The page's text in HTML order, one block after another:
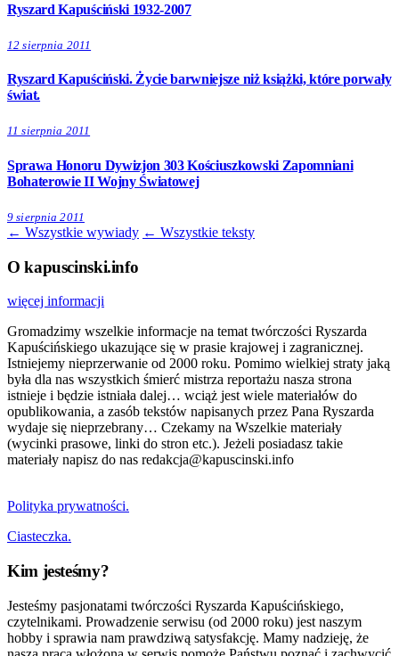
Ryszard Kapuściński 1932-2007
12 sierpnia 2011
Ryszard Kapuściński. Życie barwniejsze niż książki, które porwały
świat.
11 sierpnia 2011
Sprawa Honoru Dywizjon 303 Kościuszkowski Zapomniani
Bohaterowie II Wojny Światowej
9 sierpnia 2011
← Wszystkie wywiady ← Wszystkie teksty
O kapuscinski.info
więcej informacji
Gromadzimy wszelkie informacje na temat twórczości Ryszarda
Kapuścińskiego ukazujące się w prasie krajowej i zagranicznej.
Istniejemy nieprzerwanie od 2000 roku. Pomimo wielkiej straty jaką
była dla nas wszystkich śmierć mistrza reportażu nasza strona
istnieje i będzie istniała dalej… wciąż jest wiele materiałów do
opublikowania, a zasób tekstów napisanych przez Pana Ryszarda
wydaje się nieprzebrany… Czekamy na Wszelkie materiały
(wycinki prasowe, linki do stron etc.). Jeżeli posiadasz takie
materiały napisz do nas redakcja@kapuscinski.info
Polityka prywatności.
Ciasteczka.
Kim jesteśmy?
Jesteśmy pasjonatami twórczości Ryszarda Kapuścińskiego,
czytelnikami. Prowadzenie serwisu (od 2000 roku) jest naszym
hobby i sprawia nam prawdziwą satysfakcję. Mamy nadzieję, że